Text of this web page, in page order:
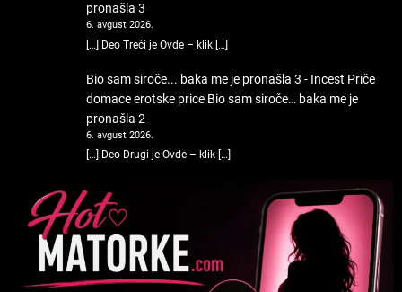
pronašla 3
6. avgust 2026.
[…] Deo Treći je Ovde – klik […]
Bio sam siroče... baka me je pronašla 3 - Incest Priče
domace erotske price Bio sam siroče… baka me je
pronašla 2
6. avgust 2026.
[…] Deo Drugi je Ovde – klik […]